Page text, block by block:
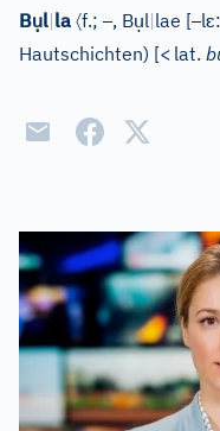
Bụl|la 〈f.;–, Bụl|lae [–lɛ
Hautschichten) [< lat.